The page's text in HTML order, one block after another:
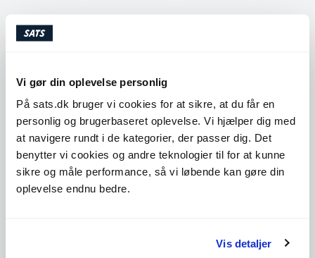
Vi gør din oplevelse personlig
På sats.dk bruger vi cookies for at sikre, at du får en
personlig og brugerbaseret oplevelse. Vi hjælper dig med
at navigere rundt i de kategorier, der passer dig. Det
benytter vi cookies og andre teknologier til for at kunne
sikre og måle performance, så vi løbende kan gøre din
oplevelse endnu bedre.
Vis detaljer
⭐ Brug din prøvetime inden 31. marts.
gratis klip til personlig træning!
For at deltage i lodtrækningen skal du gennemføre prøvetimen
inden den 31. marts. Vi trækker 1 vinder i februar og 1 vinder i
marts, og hver vinder får 30 PT-klip af typen PT30 på samme
niveau som den PT, de har haft prøvetime med. Har du ikke
modtaget en prøvetime? Kontakt receptionen i dit center.
Gælder ikke for eksisterende PT-klienter.